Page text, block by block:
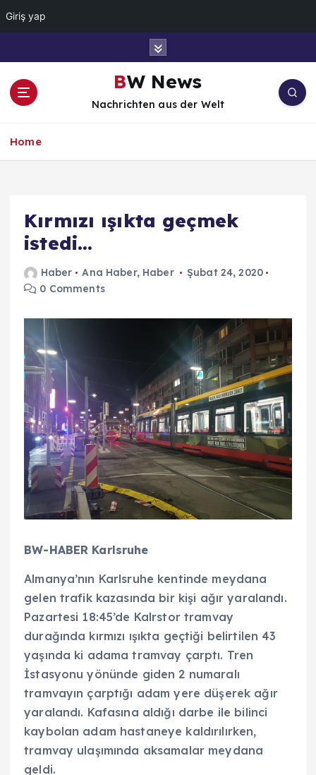
Giriş yap
BW News
Nachrichten aus der Welt
Home
Kırmızı ışıkta geçmek
istedi…
Haber Ana Haber, Haber
Şubat 24, 2020
0 Comments
BW-HABER Karlsruhe
Almanya’nın Karlsruhe kentinde meydana
gelen trafik kazasında bir kişi ağır yaralandı.
Pazartesi 18:45’de Kalrstor tramvay
durağında kırmızı ışıkta geçtiği belirtilen 43
yaşında ki adama tramvay çarptı. Tren
İstasyonu yönünde giden 2 numaralı
tramvayın çarptığı adam yere düşerek ağır
yaralandı. Kafasına aldığı darbe ile bilinci
kaybolan adam hastaneye kaldırılırken,
tramvay ulaşımında aksamalar meydana
geldi.